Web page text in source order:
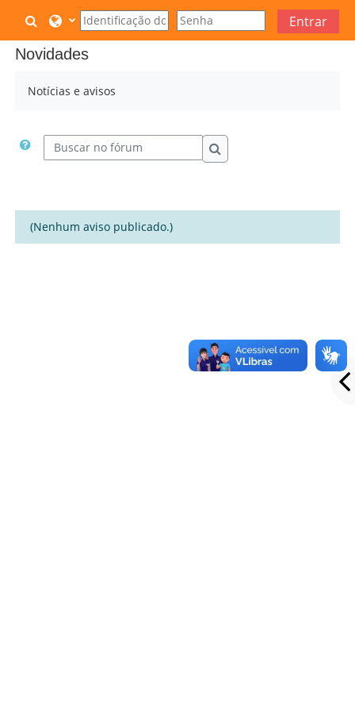
Ir para o conteúdo principal
Alternar entrada de pesquisa
Entrar
Novidades
Notícias e avisos
Buscar no fórum
Buscar no fórum
(Nenhum aviso publicado.)